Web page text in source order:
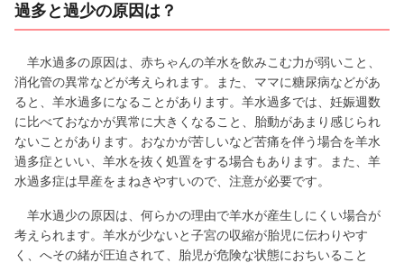
過多と過少の原因は？
羊水過多の原因は、赤ちゃんの羊水を飲みこむ力が弱いこと、
消化管の異常などが考えられます。また、ママに糖尿病などがあ
ると、羊水過多になることがあります。羊水過多では、妊娠週数
に比べておなかが異常に大きくなること、胎動があまり感じられ
ないことがあります。おなかが苦しいなど苦痛を伴う場合を羊水
過多症といい、羊水を抜く処置をする場合もあります。また、羊
水過多症は早産をまねきやすいので、注意が必要です。
羊水過少の原因は、何らかの理由で羊水が産生しにくい場合が
考えられます。羊水が少ないと子宮の収縮が胎児に伝わりやす
く、へその緒が圧迫されて、胎児が危険な状態におちいること